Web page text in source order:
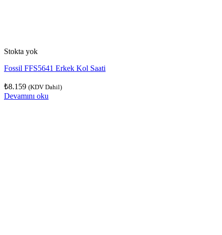
Stokta yok
Fossil FFS5641 Erkek Kol Saati
₺8.159 (KDV Dahil)
Devamını oku